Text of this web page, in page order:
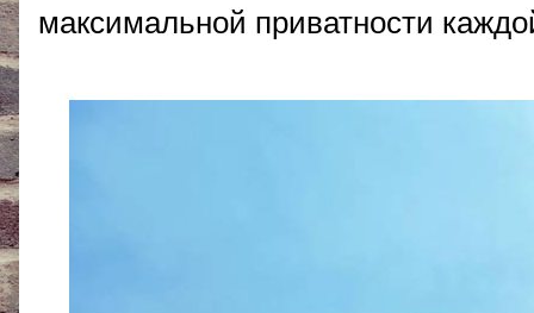
максимальной приватности